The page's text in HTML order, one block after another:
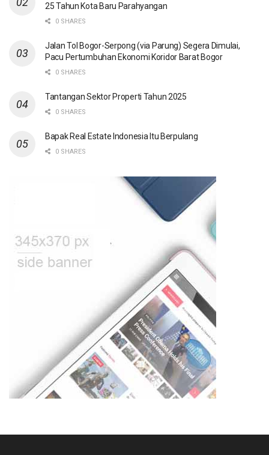
25 Tahun Kota Baru Parahyangan
0 SHARES
Jalan Tol Bogor-Serpong (via Parung) Segera Dimulai,
Pacu Pertumbuhan Ekonomi Koridor Barat Bogor
0 SHARES
Tantangan Sektor Properti Tahun 2025
0 SHARES
Bapak Real Estate Indonesia Itu Berpulang
0 SHARES